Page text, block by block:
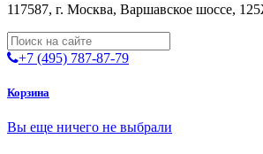
117587, г. Москва, Варшавское шоссе,
+7 (495) 787-87-79
Корзина
Вы еще ничего не выбрали